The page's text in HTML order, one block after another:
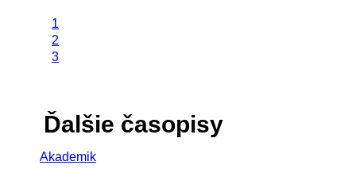
1
2
3
Ďalšie časopisy
Akademik